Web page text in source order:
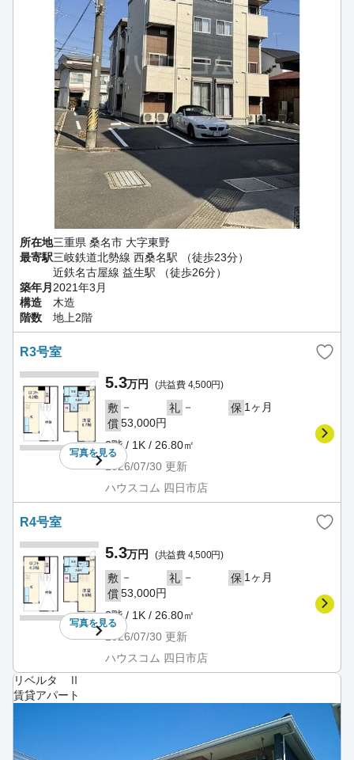
所在地三重県 桑名市 大字東野
最寄駅三岐鉄道北勢線 西桑名駅 （徒歩23分）
近鉄名古屋線 益生駅 （徒歩26分）
築年月 2021年3月
構造
木造
階数
地上2階
R3号室
写真を見る
5.3万円 (共益費 4,500円)
敷 － 礼 － 保 1ヶ月
償53,000円
2階 / 1K / 26.80㎡
2026/07/30 更新
ハウスコム 四日市店
R4号室
写真を見る
5.3万円 (共益費 4,500円)
敷 － 礼 － 保 1ヶ月
償53,000円
2階 / 1K / 26.80㎡
2026/07/30 更新
ハウスコム 四日市店
リベルタ Ⅱ
賃貸アパート